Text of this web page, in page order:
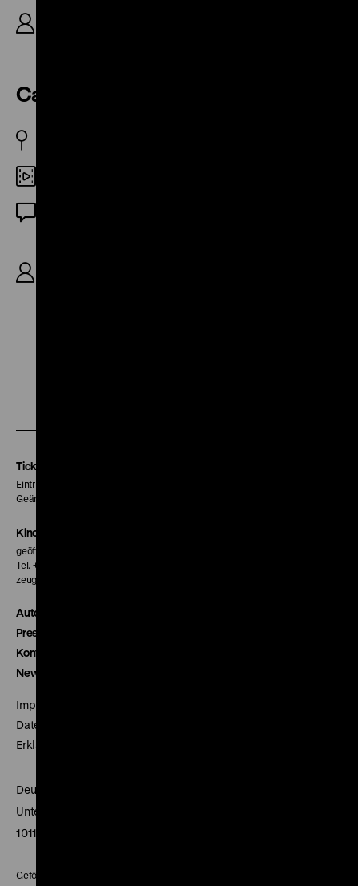
Cattorna – verbotene Zärtlichkeiten
Tickets
Eintritt 5 €
Geänderte Preise sind im Programm vermerkt.
Kinokasse
geöffnet 30 Minuten vor Beginn der ersten Vorstellung
Tel. + 49 30 20304-770
zeughauskino@dhm.de
Autor*innen
Presse
Kontakt
Newsletter
Impressum
Datenschutz
Erklärung digitale Barrierefreiheit
Deutsches Historisches Museum
Unter den Linden 2
10117 Berlin
Gefördert mit Mitteln des Beauftragten der Bundesregierung für